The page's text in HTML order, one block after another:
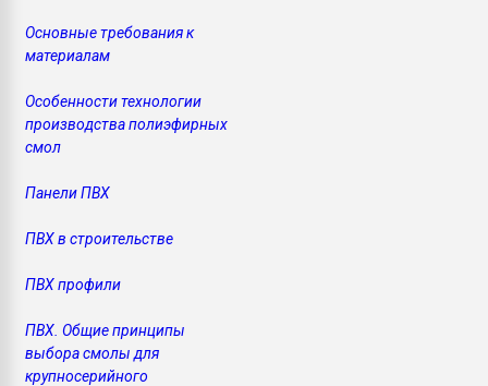
Основные требования к
материалам
Особенности технологии
производства полиэфирных
смол
Панели ПВХ
ПВХ в строительстве
ПВХ профили
ПВХ. Общие принципы
выбора смолы для
крупносерийного